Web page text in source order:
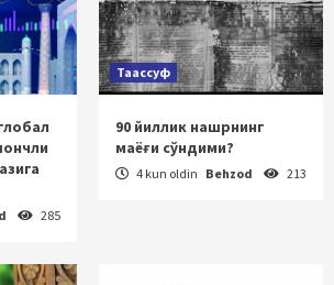
285
Таассуф
90 йиллик нашрнинг
маёғи сўндими?
4 kun oldin Behzod 213